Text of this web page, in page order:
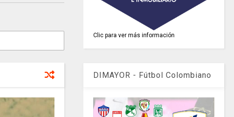
Clic para ver más información
DIMAYOR - Fútbol Colombiano